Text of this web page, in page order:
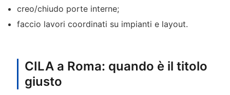
creo/chiudo porte interne;
faccio lavori coordinati su impianti e layout.
CILA a Roma: quando è il titolo
giusto